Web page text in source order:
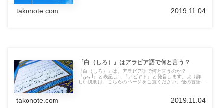
takonote.com 2019.11.04
『白（しろ）』はアラビア語で何と言う？
『白（しろ）』は、アラビア語で何と言うのか？
『أبيض』と表記し、『アビヤド』と発音します。より詳
しい説明は、こちらのページをご覧ください。他の言語の
takonote.com 2019.11.04